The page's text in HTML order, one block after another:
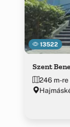
13522
Szent
246 m-re